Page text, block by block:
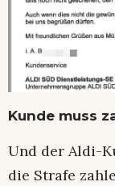
Kunde muss
Und der Aldi-
die Strafe